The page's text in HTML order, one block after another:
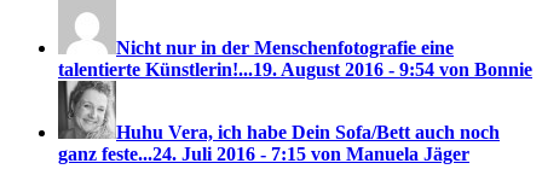
Nicht nur in der Menschenfotografie eine
talentierte Künstlerin!...19. August 2016 - 9:54 von Bonnie
Huhu Vera, ich habe Dein Sofa/Bett auch noch
ganz feste...24. Juli 2016 - 7:15 von Manuela Jäger